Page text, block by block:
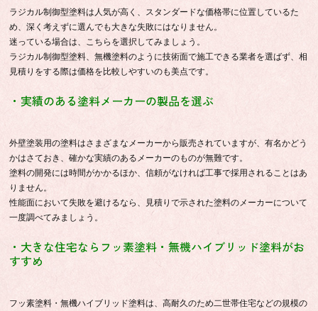
ラジカル制御型塗料は人気が高く、スタンダードな価格帯に位置しているた
め、深く考えずに選んでも大きな失敗にはなりません。
迷っている場合は、こちらを選択してみましょう。
ラジカル制御型塗料、無機塗料のように技術面で施工できる業者を選ばず、相
見積りをする際は価格を比較しやすいのも美点です。
・実績のある塗料メーカーの製品を選ぶ
外壁塗装用の塗料はさまざまなメーカーから販売されていますが、有名かどう
かはさておき、確かな実績のあるメーカーのものが無難です。
塗料の開発には時間がかかるほか、信頼がなければ工事で採用されることはあ
りません。
性能面において失敗を避けるなら、見積りで示された塗料のメーカーについて
一度調べてみましょう。
・大きな住宅ならフッ素塗料・無機ハイブリッド塗料がお
すすめ
フッ素塗料・無機ハイブリッド塗料は、高耐久のため二世帯住宅などの規模の